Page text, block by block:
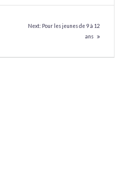
Next: Next
Pour les jeunes de 9 à 12
ans